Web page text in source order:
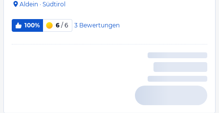
Aldein · Südtirol
100% 6 / 6 3 Bewertungen